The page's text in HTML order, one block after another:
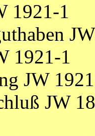
1921-1
1921-1
JW
JW